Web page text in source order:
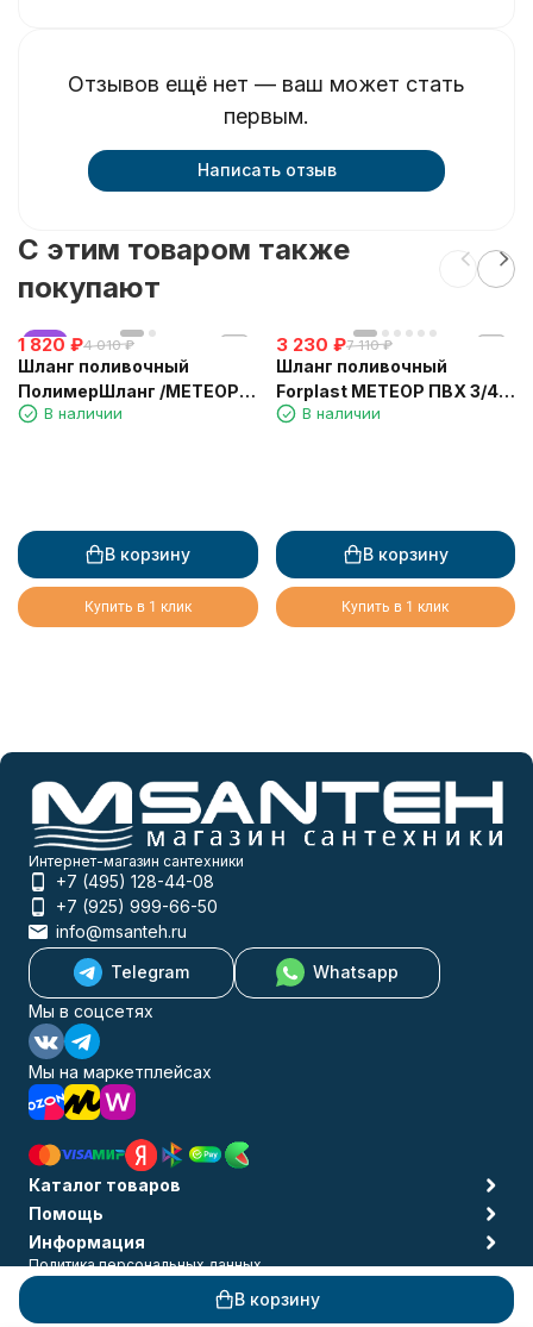
В корзину
Отзывов ещё нет — ваш может стать
первым.
Написать отзыв
C этим товаром также
покупают
хит
1 820 ₽4 010 ₽
Шланг поливочный
ПолимерШланг /МЕТЕОР/
МЕТ-3/4*25м 3/4" (19 мм)
В наличии
В корзину
Купить в 1 клик
3 230 ₽7 110 ₽
Шланг поливочный
Forplast МЕТЕОР ПВХ 3/4"
(19мм) 50 метров
В наличии
В корзину
Купить в 1 клик
Интернет-магазин сантехники
+7 (495) 128-44-08
+7 (925) 999-66-50
info@msanteh.ru
Telegram
Whatsapp
Мы в соцсетях
Мы на маркетплейсах
Каталог товаров
Помощь
Информация
Политика персональных данных
© 2009-2026 MSANTEH